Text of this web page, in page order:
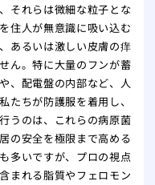
それらは微細な粒子とな
住人が無意識に吸い込む
あるいは激しい皮膚の痒
ん。特に大量のフンが蓄
、配電盤の内部など、人
たちが防護服を着用し、
うのは、これらの病原菌
の安全を極限まで高める
多いですが、プロの視点
まれる脂質やフェロモン